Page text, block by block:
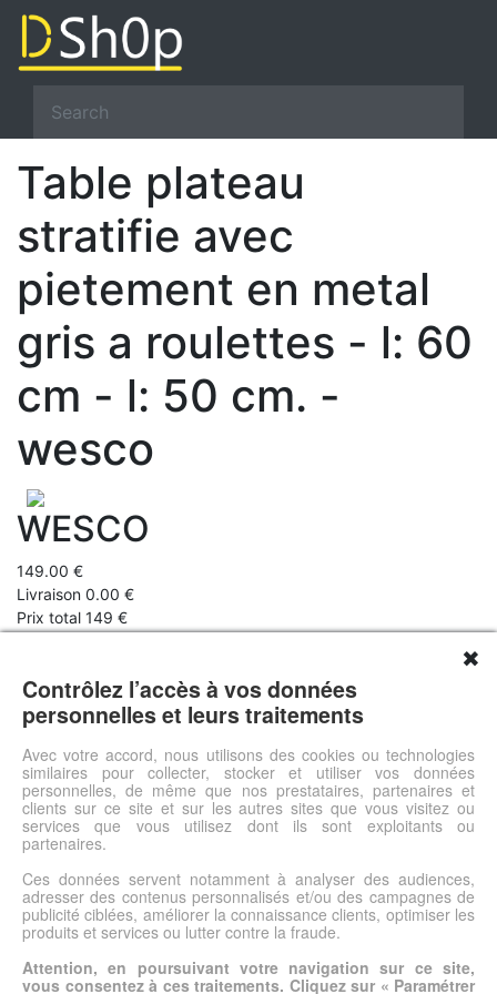
Table plateau
stratifie avec
pietement en metal
gris a roulettes - l: 60
cm - l: 50 cm. -
wesco
WESCO
149.00 €
Livraison 0.00 €
Prix total 149 €
Faites évoluer vos espaces en fonction de vos activités!Stables,
solides et faciles à entretenir, nos tables ont été spécialement
étudiées pour les collectivités. Les matériaux, traitements et
revêtements ont été choisis pour leur grande tenue aux
utilisations intensives. Choisissez selon vos besoins : la matière,
la forme et la taille du plateau, le coloris et la hauteur de pieds.
Voir l'offre
© DSh0p 2026 -Accueil-Mentions légales
✖
Contrôlez l’accès à vos données
personnelles et leurs traitements
Avec votre accord, nous utilisons des cookies ou technologies
similaires pour collecter, stocker et utiliser vos données
personnelles, de même que nos prestataires, partenaires et
clients sur ce site et sur les autres sites que vous visitez ou
services que vous utilisez dont ils sont exploitants ou
partenaires.
Ces données servent notamment à analyser des audiences,
adresser des contenus personnalisés et/ou des campagnes de
publicité ciblées, améliorer la connaissance clients, optimiser les
produits et services ou lutter contre la fraude.
Attention, en poursuivant votre navigation sur ce site,
vous consentez à ces traitements. Cliquez sur « Paramétrer